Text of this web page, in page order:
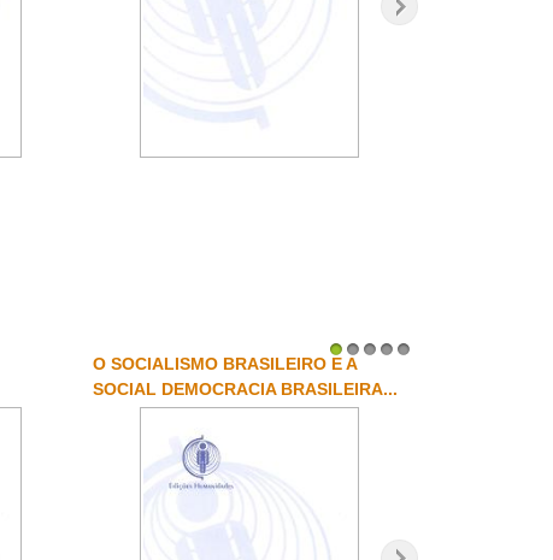
1 2
O SOCIALISMO BRASILEIRO E A
SOCIAL DEMOCRACIA BRASILEIRA...